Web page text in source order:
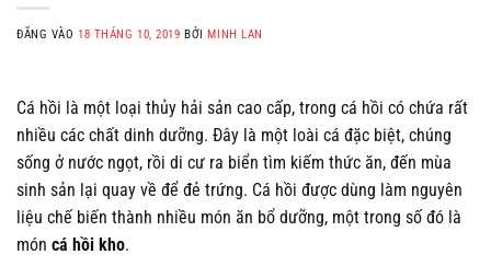
ĐĂNG VÀO18 THÁNG 10, 2019 BỞIMINH LAN
Cá hồi là một loại thủy hải sản cao cấp, trong cá hồi có chứa rất
nhiều các chất dinh dưỡng. Đây là một loài cá đặc biệt, chúng
sống ở nước ngọt, rồi di cư ra biển tìm kiếm thức ăn, đến mùa
sinh sản lại quay về để đẻ trứng. Cá hồi được dùng làm nguyên
liệu chế biến thành nhiều món ăn bổ dưỡng, một trong số đó là
món cá hồi kho.